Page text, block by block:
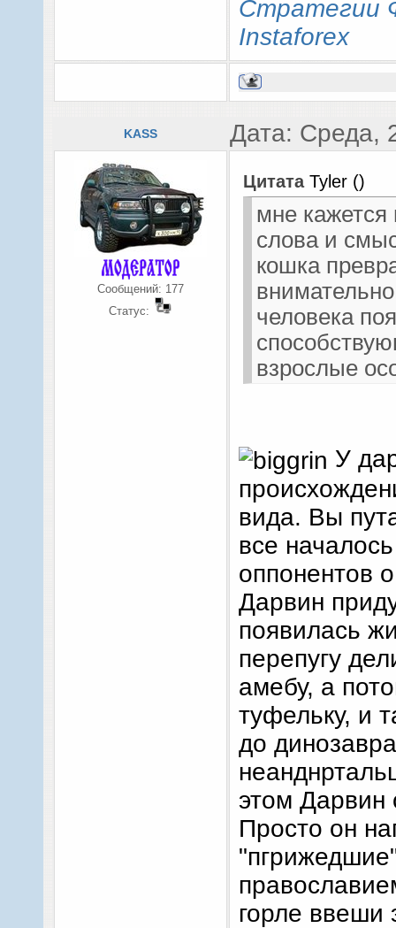
Стратегии
Instaforex
KASS Дата: Среда,
Сообщений: 177
Статус:
Цитата Tyler ()
мне кажется
слова и
кошка
человека
взрослые
У
вида. Вы
все
оппонентов
Дарвин
появилась
перепугу
амебу, а
туфельку, и
до
этом Дарвин
Просто он
горле ввеши